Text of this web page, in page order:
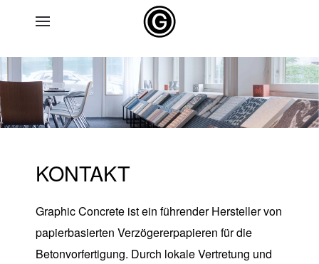
KONTAKT
Graphic Concrete ist ein führender Hersteller von
papierbasierten Verzögererpapieren für die
Betonvorfertigung. Durch lokale Vertretung und